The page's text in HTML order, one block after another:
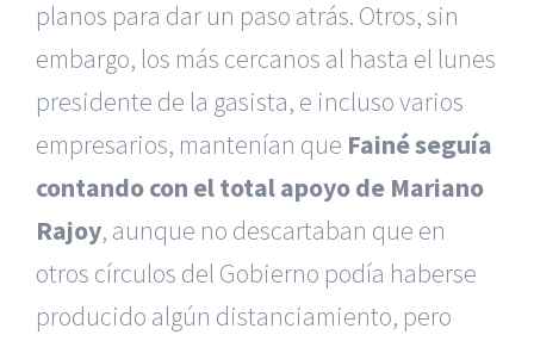
planos para dar un paso atrás. Otros, sin
embargo, los más cercanos al hasta el lunes
presidente de la gasista, e incluso varios
empresarios, mantenían que Fainé seguía
contando con el total apoyo de Mariano
Rajoy, aunque no descartaban que en
otros círculos del Gobierno podía haberse
producido algún distanciamiento, pero